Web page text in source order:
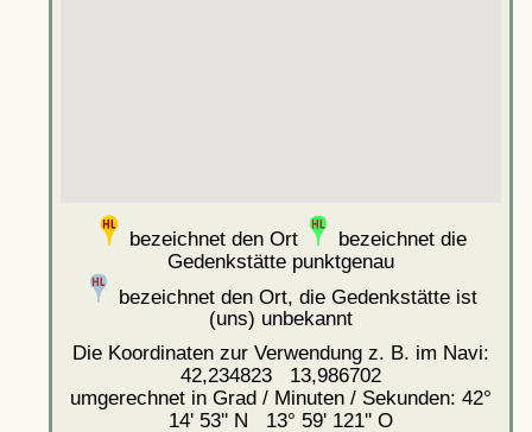
bezeichnet den Ort
bezeichnet die
Gedenkstätte punktgenau
bezeichnet den Ort, die Gedenkstätte ist
(uns) unbekannt
Die Koordinaten zur Verwendung z. B. im Navi:
42,234823 13,986702
umgerechnet in Grad / Minuten / Sekunden: 42°
14' 53'' N 13° 59' 121'' O